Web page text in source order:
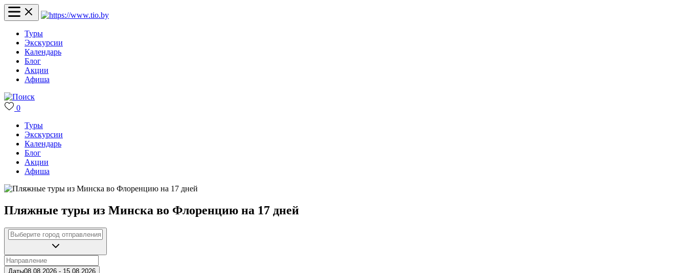
Туры
Экскурсии
Календарь
Блог
Акции
Афиша
0
Туры
Экскурсии
Календарь
Блог
Акции
Афиша
Пляжные туры из Минска во Флоренцию на 17 дней
Даты08.08.2026 - 15.08.2026